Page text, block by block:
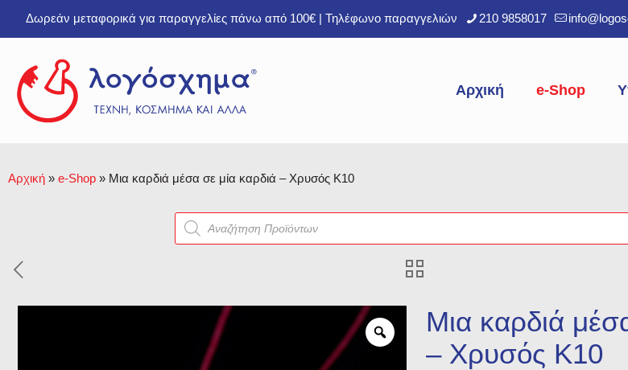
Δωρεάν μεταφορικά για παραγγελίες πάνω από 100€ | Τηλέφωνο παραγγελιών 210 9858017
Αρχική e-Shop
Αρχική » e-Shop » Μια καρδιά μέσα σε μία καρδιά – Χρυσός Κ10
Products
search
Μια καρδιά
– Χρυσός Κ10